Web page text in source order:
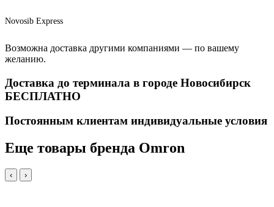
Novosib Express
Возможна доставка другими компаниями — по вашему
желанию.
Доставка до терминала в городе Новосибирск
БЕСПЛАТНО
Постоянным клиентам индивидуальные условия
Еще товары бренда Omron
‹ ›